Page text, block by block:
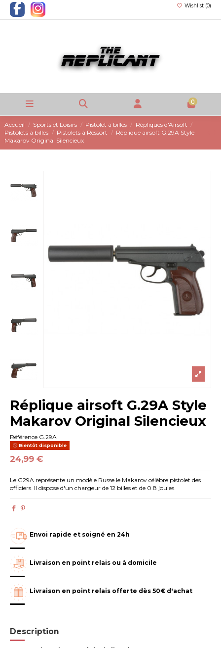
Wishlist (0)
0
Accueil Sports et Loisirs Pistolet à billes
Répliques d'Airsoft
Pistolets à billes
Pistolets à Ressort
Réplique airsoft G.29A Style
Makarov Original Silencieux
Réplique airsoft G.29A Style
Makarov Original Silencieux
Référence G.29A
Bientôt disponible
24,99 €
Le G29A représente un modèle Russe le Makarov célèbre pistolet des
officiers. Il dispose d'un chargeur de 12 billes et de 0.8 joules.
Envoi rapide et soigné en 24h
Livraison en point relais ou à domicile
Livraison en point relais offerte dès 50€ d'achat
Description